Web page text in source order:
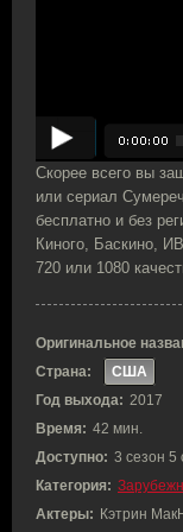
Скорее всего вы
или сериал
бесплатно и без
Киного, Баскино,
720 или 1080
Оригинальное
Страна:
США
Год выхода: 2017
Время: 42 мин.
Доступно: 3 сезон 5
Категория:
Актеры: Кэтрин